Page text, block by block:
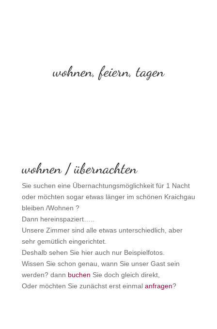
wohnen, feiern, tagen
wohnen / übernachten
Sie suchen eine Übernachtungsmöglichkeit für 1 Nacht
oder möchten sogar etwas länger im schönen Kraichgau
bleiben /Wohnen ?
Dann hereinspaziert…..
Unsere Zimmer sind alle etwas unterschiedlich, aber
sehr gemütlich eingerichtet.
Deshalb sehen Sie hier auch nur Beispielfotos.
Wissen Sie schon genau, wann Sie unser Gast sein
werden? dann buchen Sie doch gleich direkt,
Oder möchten Sie zunächst erst einmal anfragen?